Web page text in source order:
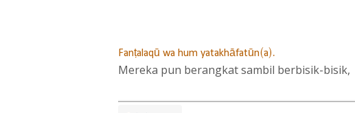
Fanṭalaqū wa hum yatakhāfatūn(a).
Mereka pun berangkat sambil berbisik-bisik,